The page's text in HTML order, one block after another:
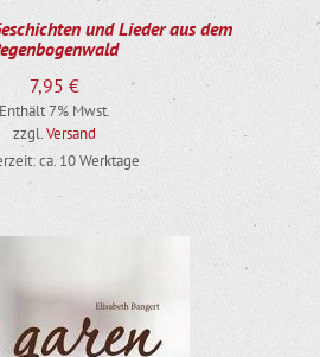
und Lieder aus dem
7,95 €
Enthält 7% Mwst.
zzgl.Versand
ca. 10 Werktage